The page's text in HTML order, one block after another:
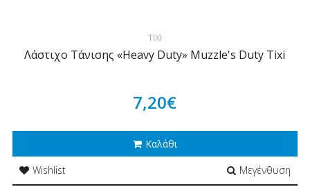
TIXI
Λάστιχο Τάνισης «Heavy Duty» Muzzle's Duty Tixi
7,20€
Καλάθι
Wishlist
Μεγένθυση